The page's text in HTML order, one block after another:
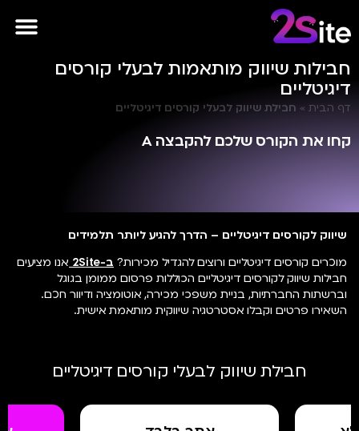
חבילות שיווק מותאמות לבעלי קורסים
דיגיטליים
דף הבית » חבילת שיווק לבעלי קורסים דיגיטליים
קחו את הקורס שלכם להקבצה A
שיווק לקורסים דיגיטליים – הדרך להגיע ליותר תלמידים
מוכרים קורסים דיגיטליים ורוצים להגדיל מכירות? ב-2Site
אנו מציעים
חבילות שיווק לקורסים דיגיטליים הכוללות פרסום ממומן בגוגל
וברשתות החברתיות, בניית משפכי מכירה, אוטומציה ודיוור חכם.
השאירו פרטים וקבלו אסטרטגיה שיווקית מותאמת אישית.
חבילת שיווק לבעלי קורסים דיגיטליים